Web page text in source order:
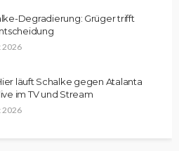
Degradierung: Grüger trifft
2026
läuft Schalke gegen Atalanta
im TV und Stream
2026